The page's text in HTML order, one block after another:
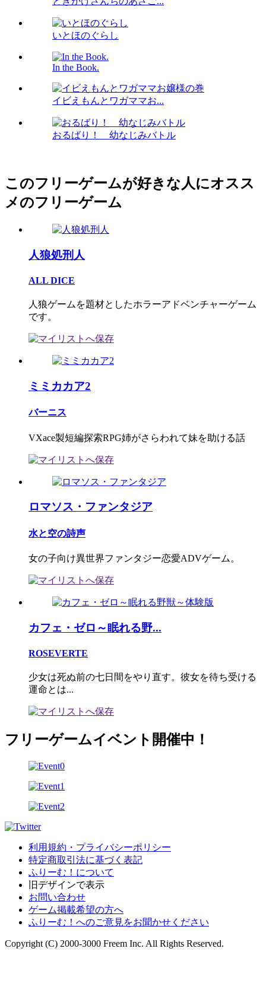
いとほのぐらし
In the Book.
イビえもんとワガママお...
おるばり！ 幼なじみバトル
このフリーゲームが好きな人にオスス
メのフリーゲーム
人狼処刑人
ALL DICE
人狼ゲームを題材としたホラーアドベンチャーゲーム
です。
ミミカカア2
バーニス
VXace製短編探索RPG姉がさらわれて妹を助ける話
ロマソス・ファンタジア
水と空の詩声
女の子向け異世界ファンタジー恋愛ADVゲーム。
カフェ・ゼロ～眠れる野...
ROSEVERTE
少女は死ぬ前の七日間をやり直す。彼女を待ち受ける
運命とは...
フリーゲームイベント開催中！
利用規約・プライバシーポリシー
特定商取引法に基づく表記
ふりーむ！について
旧デザインで表示
お問い合わせ
ゲーム掲載希望の方へ
ふりーむ！へのご意見をお聞かせください
Copyright (C) 2000-3000 Freem Inc. All Rights Reserved.